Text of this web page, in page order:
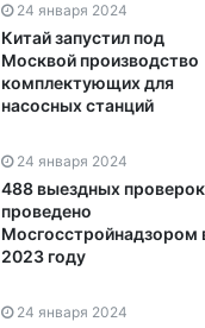
24 января 2024
Китай запустил под
Москвой производство
комплектующих для
насосных станций
24 января 2024
488 выездных проверок
проведено
Мосгосстройнадзором
2023 году
24 января 2024